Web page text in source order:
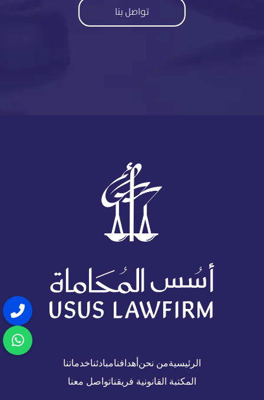
تواصل بنا
الرئيسيةمن نحنأهدافنامبادئناخدماتنا
المكتبة القانونية فريقناتواصل معنا